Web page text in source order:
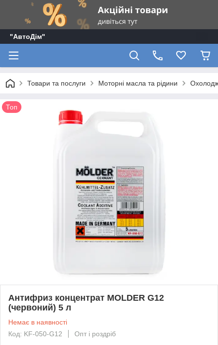
"АвтоДім"
Товари та послуги Моторні масла та рідини
Топ
Антифриз концентрат MOLDER G12
(червоний) 5 л
Немає в наявності
Код: KF-050-G12
Опт і роздріб